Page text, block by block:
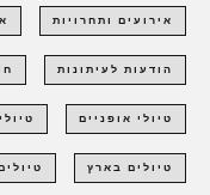
אירועים ותחרויות
הודעות לעיתונות
טיולי אופניים
טיולים בארץ